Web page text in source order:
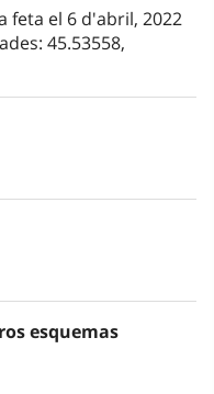
feta el 6 d'abril, 2022
45.53558,
esquemas